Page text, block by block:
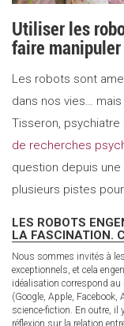
Utiliser les
faire manipuler
Les robots sont
dans nos vies…
Tisseron,
de recherches
question depuis
plusieurs pistes
LES ROBOTS
LA FASCINATION.
Nous sommes invités à
exceptionnels, et cela
idéalisation correspond
(Google, Apple, Facebook,
science-fiction. En outre, il
réflexion sur la relation